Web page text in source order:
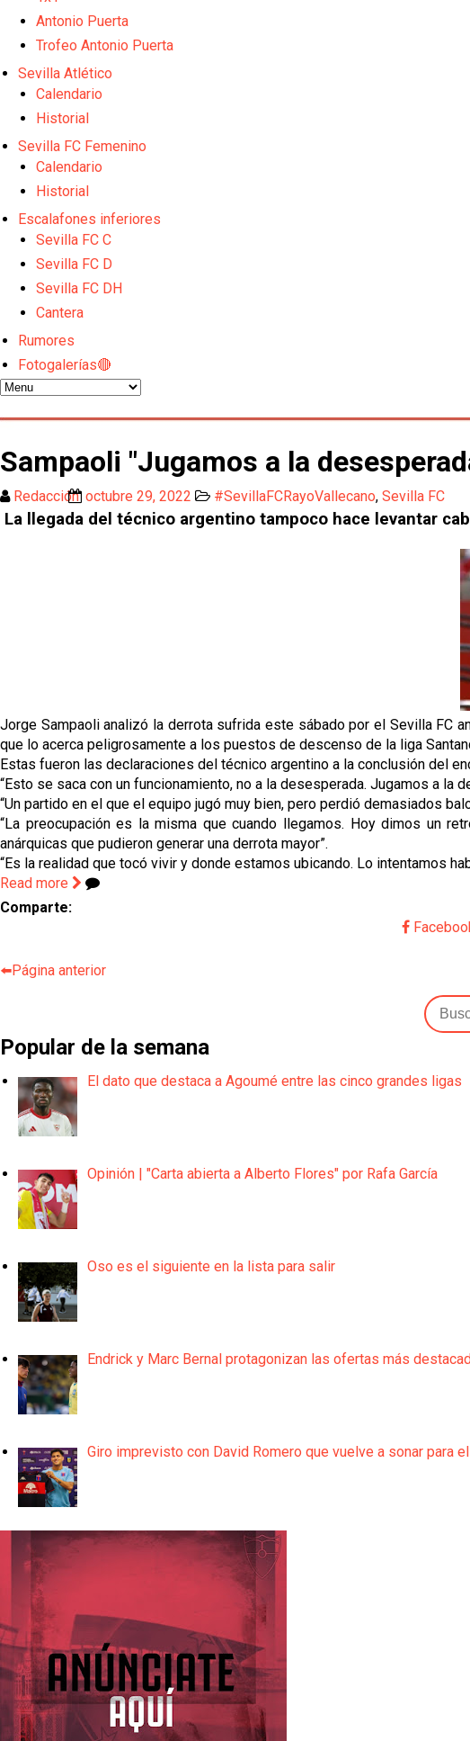
Juanlu de vuelta a Sevilla para cerrar su fichaje a la Premier
El Granada negocia con el Sevilla FC por Alberto Flores
El Sevilla mueve ficha por Robbie Ure: la opción 'A' para el
Antonio Puerta
Trofeo Antonio Puerta
Sevilla Atlético
Calendario
Historial
Sevilla FC Femenino
Calendario
Historial
Escalafones inferiores
Sevilla FC C
Sevilla FC D
Sevilla FC DH
Cantera
Rumores
Fotogalerías🔴
Sampaoli "Jugamos a la
Redacción octubre 29, 2022 #SevillaFCRayoVallecano, Sevilla FC
La llegada del técnico argentino tampoco hace levantar
Jorge Sampaoli analizó la derrota sufrida este sábado por el Sevilla FC
que lo acerca peligrosamente a los puestos de descenso de la liga
Estas fueron las declaraciones del técnico argentino a la conclusión del
“Esto se saca con un funcionamiento, no a la desesperada. Jugamos a la
“Un partido en el que el equipo jugó muy bien, pero perdió demasiados
“La preocupación es la misma que cuando llegamos. Hoy dimos un
anárquicas que pudieron generar una derrota mayor”.
“Es la realidad que tocó vivir y donde estamos ubicando. Lo intentamos
Read more
Comparte:
⬅️Página anterior
Popular de la semana
El dato que destaca a Agoumé entre las cinco grandes ligas
Opinión | "Carta abierta a Alberto Flores" por Rafa García
Oso es el siguiente en la lista para salir
Endrick y Marc Bernal protagonizan las ofertas más
Giro imprevisto con David Romero que vuelve a sonar para